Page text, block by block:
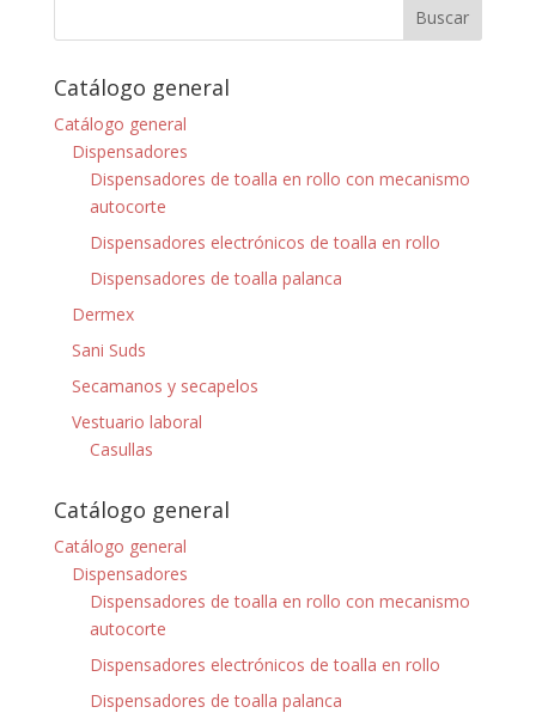
Catálogo general
Catálogo general
Dispensadores
Dispensadores de toalla en rollo con mecanismo
autocorte
Dispensadores electrónicos de toalla en rollo
Dispensadores de toalla palanca
Dermex
Sani Suds
Secamanos y secapelos
Vestuario laboral
Casullas
Catálogo general
Catálogo general
Dispensadores
Dispensadores de toalla en rollo con mecanismo
autocorte
Dispensadores electrónicos de toalla en rollo
Dispensadores de toalla palanca